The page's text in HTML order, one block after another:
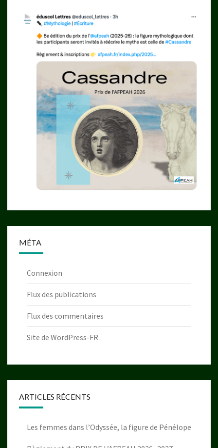
MÉTA
Connexion
Flux des publications
Flux des commentaires
Site de WordPress-FR
ARTICLES RÉCENTS
Les femmes dans l’Odyssée, la figure de Pénélope